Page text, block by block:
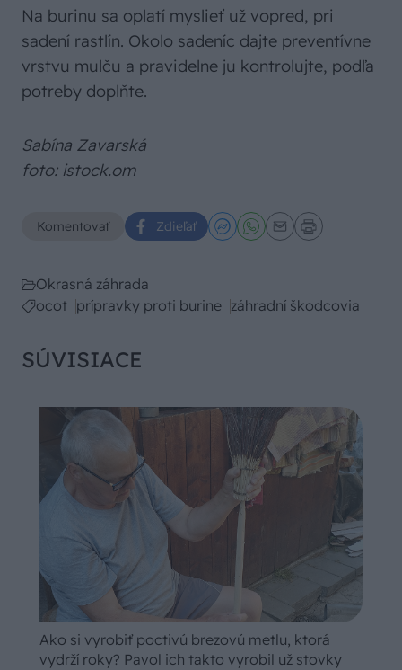
Na burinu sa oplatí myslieť už vopred, pri
sadení rastlín. Okolo sadeníc dajte preventívne
vrstvu mulču a pravidelne ju kontrolujte, podľa
potreby doplňte.
Sabína Zavarská
foto: istock.om
Komentovať Zdieľať
Okrasná záhrada
ocot prípravky proti burine záhradní škodcovia
SÚVISIACE
Ako si vyrobiť poctivú brezovú metlu, ktorá
vydrží roky? Pavol ich takto vyrobil už stovky